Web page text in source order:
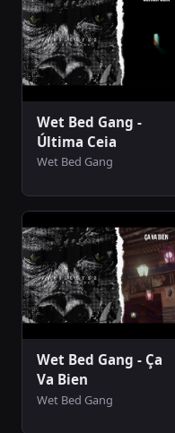
Wet Bed Gang -
Última Ceia
Wet Bed Gang
Wet Bed Gang - Ça
Va Bien
Wet Bed Gang